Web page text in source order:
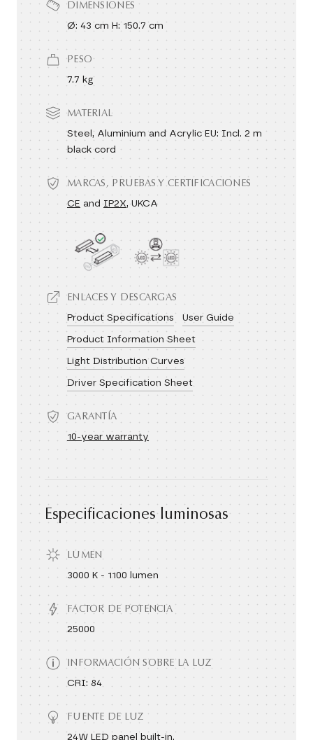
DIMENSIONES
Ø: 43 cm H: 150.7 cm
PESO
7.7 kg
MATERIAL
Steel, Aluminium and Acrylic EU: Incl. 2 m
black cord
MARCAS, PRUEBAS Y CERTIFICACIONES
CE andIP2X, UKCA
ENLACES Y DESCARGAS
Product Specifications
User Guide
Product Information Sheet
Light Distribution Curves
Driver Specification Sheet
GARANTÍA
10-year warranty
Especificaciones luminosas
LUMEN
3000 K - 1100 lumen
FACTOR DE POTENCIA
25000
INFORMACIÓN SOBRE LA LUZ
CRI: 84
FUENTE DE LUZ
24W LED panel built-in.